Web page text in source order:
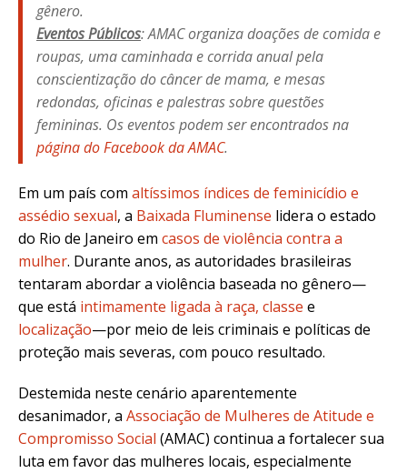
gênero.
Eventos Públicos: AMAC organiza doações de comida e
roupas, uma caminhada e corrida anual pela
conscientização do câncer de mama, e mesas
redondas, oficinas e palestras sobre questões
femininas. Os eventos podem ser encontrados na
página do Facebook da AMAC.
Em um país com altíssimos índices de feminicídio e
assédio sexual, a Baixada Fluminense lidera o estado
do Rio de Janeiro em casos de violência contra a
mulher. Durante anos, as autoridades brasileiras
tentaram abordar a violência baseada no gênero—
que está intimamente ligada à raça, classe e
localização—por meio de leis criminais e políticas de
proteção mais severas, com pouco resultado.
Destemida neste cenário aparentemente
desanimador, a Associação de Mulheres de Atitude e
Compromisso Social (AMAC) continua a fortalecer sua
luta em favor das mulheres locais, especialmente